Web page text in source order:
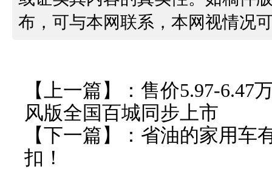
布，可与本网联系，本网视情况
【上一篇】： 售价5.97-6.47
风版全国百城同步上市
【下一篇】： 省油的家用车
扣！